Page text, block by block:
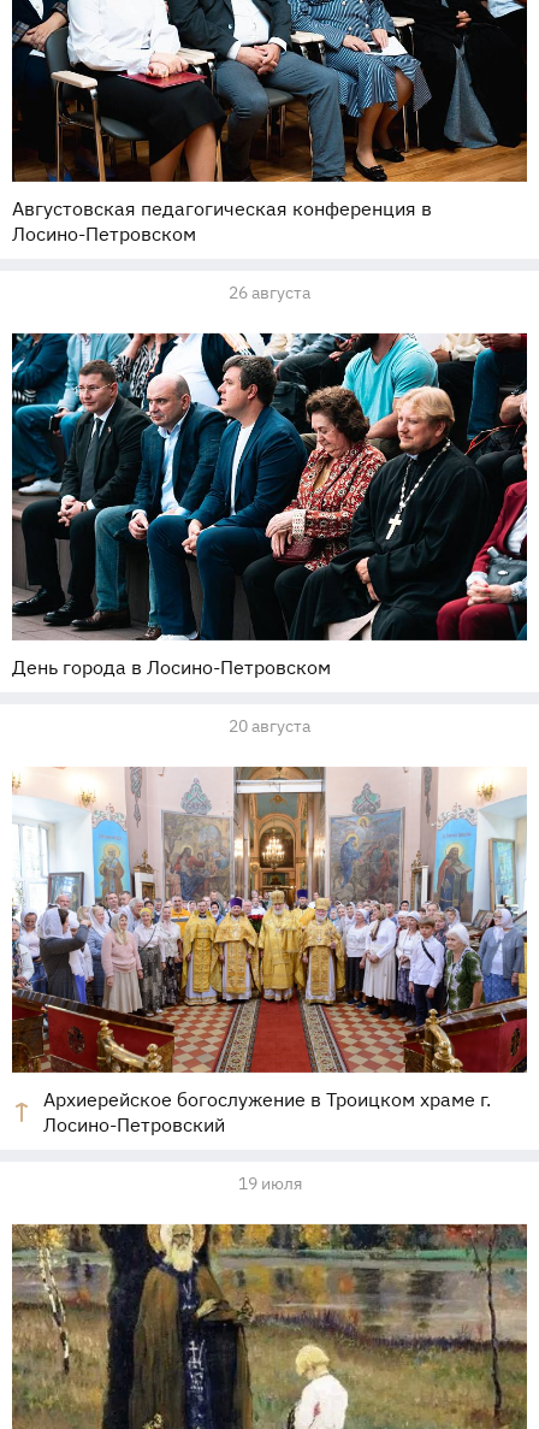
Августовская педагогическая конференция в
Лосино-Петровском
26 августа
День города в Лосино-Петровском
20 августа
Архиерейское богослужение в Троицком храме г.
Лосино-Петровский
19 июля